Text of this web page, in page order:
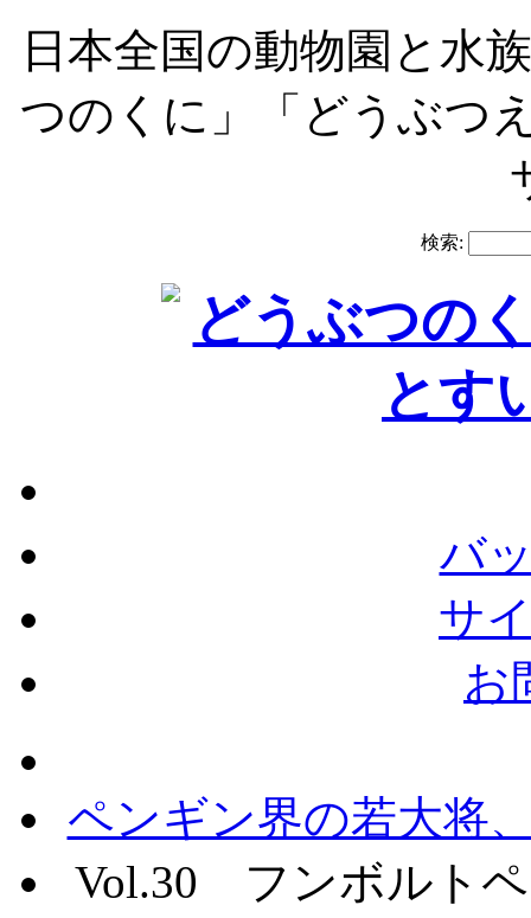
日本全国の動物園と水
つのくに」「どうぶつ
検索:
バ
サ
お
ペンギン界の若大将
Vol.30 フンボルト